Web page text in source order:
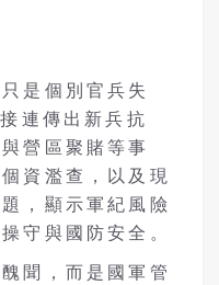
是個別官兵失
連傳出新兵抗
營區聚賭等事
資濫查，以及現
，顯示軍紀風險
守與國防安全。
聞，而是國軍管